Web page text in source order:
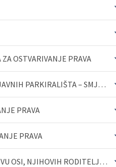
OPŠIRNIJE
OPŠIRNIJE
OPŠIRNIJE
OSTVARIVANJE PRAVA
OZNAČAVANJE VOZILA ZNAKOM PRISTUPAČNOSTI I KORIŠĆENJE JAVNIH PARKIRALIŠTA – SMJERNICA ZA OSTVARIVANJ...
PRAVA
PRAVA
UMANJENJE TROŠKOVA REGISTACIJE VOZILA KOJA SU U VLASNIŠTVU OSI, NJIHOVIH RODITELJA/STARATELJA - SMJE...